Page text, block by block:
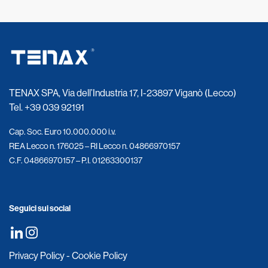
TENAX SPA, Via dell’Industria 17, I-23897 Viganò (Lecco)
Tel.+39 039 92191
Cap. Soc. Euro 10.000.000 i.v.
REA Lecco n. 176025 – RI Lecco n. 04866970157
C.F. 04866970157 – P.I. 01263300137
Seguici sui social
Privacy Policy- Cookie Policy